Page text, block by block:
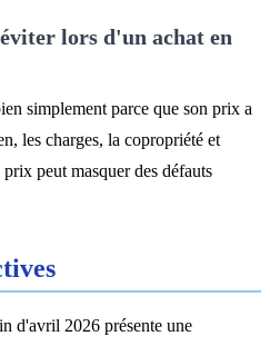
lors d'un achat en
simplement parce que son prix a
les charges, la copropriété et
peut masquer des défauts
d'avril 2026 présente une